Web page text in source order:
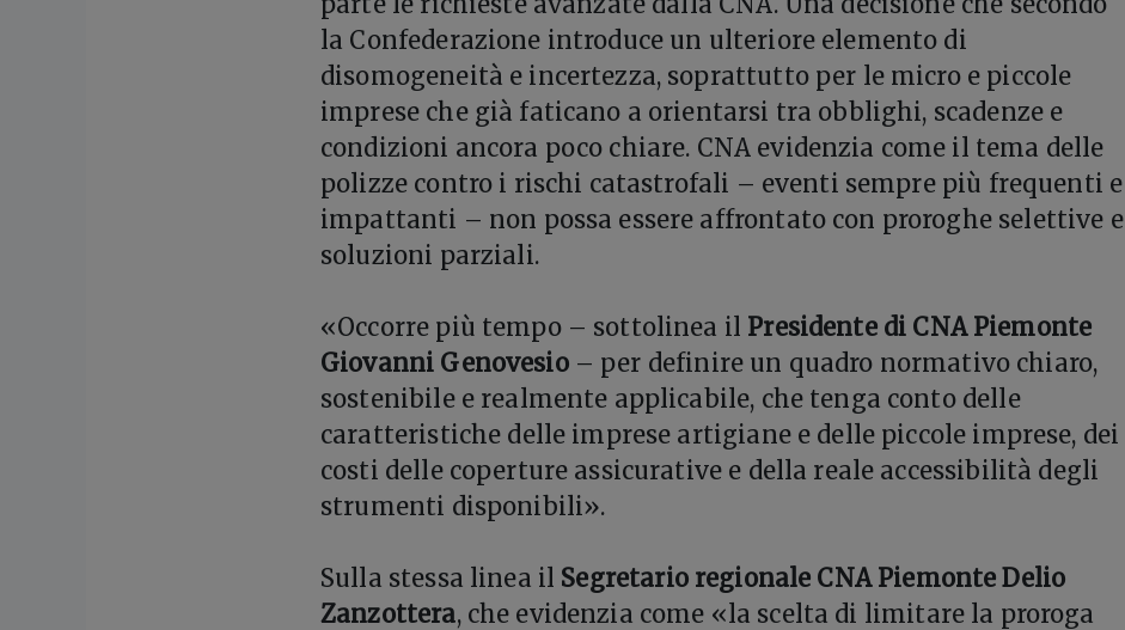
la Confederazione introduce un ulteriore elemento di
disomogeneità e incertezza, soprattutto per le micro e piccole
imprese che già faticano a orientarsi tra obblighi, scadenze e
condizioni ancora poco chiare. CNA evidenzia come il tema delle
polizze contro i rischi catastrofali – eventi sempre più frequenti e
impattanti – non possa essere affrontato con proroghe selettive e
soluzioni parziali.
«Occorre più tempo – sottolinea il Presidente di CNA Piemonte
Giovanni Genovesio– per definire un quadro normativo chiaro,
sostenibile e realmente applicabile, che tenga conto delle
caratteristiche delle imprese artigiane e delle piccole imprese, dei
costi delle coperture assicurative e della reale accessibilità degli
strumenti disponibili».
Sulla stessa linea il Segretario regionale CNA Piemonte Delio
Zanzottera, che evidenzia come «la scelta di limitare la proroga